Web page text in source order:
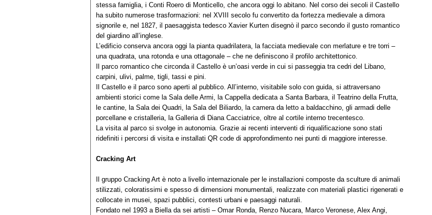
stessa famiglia, i Conti Roero di Monticello, che ancora oggi lo abitano. Nel corso dei secoli il Castello
ha subito numerose trasformazioni: nel XVIII secolo fu convertito da fortezza medievale a dimora
signorile e, nel 1827, il paesaggista tedesco Xavier Kurten disegnò il parco secondo il gusto romantico
del giardino all’inglese.
L’edificio conserva ancora oggi la pianta quadrilatera, la facciata medievale con merlature e tre torri –
una quadrata, una rotonda e una ottagonale – che ne definiscono il profilo architettonico.
Il parco romantico che circonda il Castello è un’oasi verde in cui si passeggia tra cedri del Libano,
carpini, ulivi, palme, tigli, tassi e pini.
Il Castello e il parco sono aperti al pubblico. All’interno, visitabile solo con guida, si attraversano
ambienti storici come la Sala delle Armi, la Cappella dedicata a Santa Barbara, il Teatrino della Frutta,
le cantine, la Sala dei Quadri, la Sala del Biliardo, la camera da letto a baldacchino, gli armadi delle
porcellane e cristalleria, la Galleria di Diana Cacciatrice, oltre al cortile interno trecentesco.
La visita al parco si svolge in autonomia. Grazie ai recenti interventi di riqualificazione sono stati
ridefiniti i percorsi di visita e installati QR code di approfondimento nei punti di maggiore interesse.
Cracking Art
Il gruppo Cracking Art è noto a livello internazionale per le installazioni composte da sculture di animali
stilizzati, coloratissimi e spesso di dimensioni monumentali, realizzate con materiali plastici rigenerati e
collocate in musei, spazi pubblici, contesti urbani e paesaggi naturali.
Fondato nel 1993 a Biella da sei artisti – Omar Ronda, Renzo Nucara, Marco Veronese, Alex Angi,